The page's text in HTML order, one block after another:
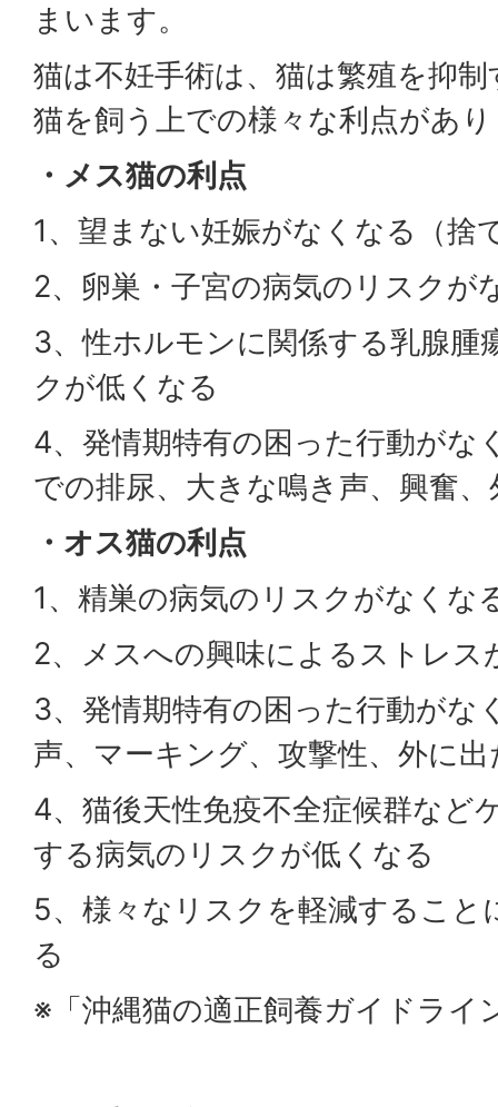
まいます。
猫は不妊手術は、猫は繁殖を抑
猫を飼う上での様々な利点があ
・メス猫の利点
1、望まない妊娠がなくなる（捨
2、卵巣・子宮の病気のリスクが
3、性ホルモンに関係する乳腺腫
クが低くなる
4、発情期特有の困った行動がな
での排尿、大きな鳴き声、興奮
・オス猫の利点
1、精巣の病気のリスクがなくな
2、メスへの興味によるストレス
3、発情期特有の困った行動がな
声、マーキング、攻撃性、外に
4、猫後天性免疫不全症候群など
する病気のリスクが低くなる
5、様々なリスクを軽減すること
る
※「沖縄猫の適正飼養ガイドライ